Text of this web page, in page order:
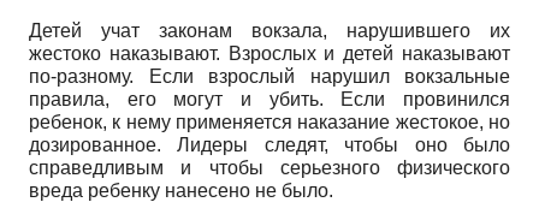
Детей учат законам вокзала, нарушившего их
жестоко наказывают. Взрослых и детей наказывают
по-разному. Если взрослый нарушил вокзальные
правила, его могут и убить. Если провинился
ребенок, к нему применяется наказание жестокое, но
дозированное. Лидеры следят, чтобы оно было
справедливым и чтобы серьезного физического
вреда ребенку нанесено не было.